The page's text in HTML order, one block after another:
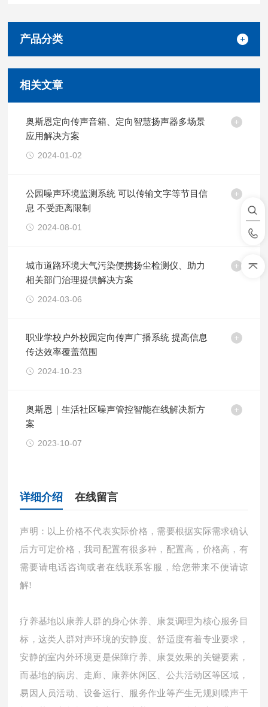
产品分类
相关文章
奥斯恩定向传声音箱、定向智慧扬声器多场景
应用解决方案
2024-01-02
公园噪声环境监测系统 可以传输文字等节目信
息 不受距离限制
2024-08-01
城市道路环境大气污染便携扬尘检测仪、助力
相关部门治理提供解决方案
2024-03-06
职业学校户外校园定向传声广播系统 提高信息
传达效率覆盖范围
2024-10-23
奥斯恩｜生活社区噪声管控智能在线解决新方
案
2023-10-07
详细介绍 在线留言
声明：以上价格不代表实际价格，需要根据实际需求确认
后方可定价格，我司配置有很多种，配置高，价格高，有
需要请电话咨询或者在线联系客服，给您带来不便请谅
解!
疗养基地以康养人群的身心休养、康复调理为核心服务目
标，这类人群对声环境的安静度、舒适度有着专业要求，
安静的室内外环境更是保障疗养、康复效果的关键要素，
而基地的病房、走廊、康养休闲区、公共活动区等区域，
易因人员活动、设备运行、服务作业等产生无规则噪声干